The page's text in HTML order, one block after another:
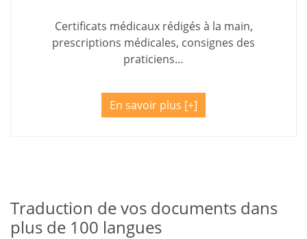
Certificats médicaux rédigés à la main,
prescriptions médicales, consignes des
praticiens…
En savoir plus
Traduction de vos documents dans
plus de 100 langues